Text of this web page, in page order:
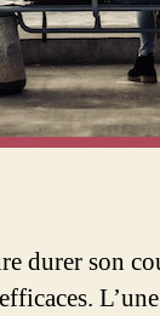
durer son